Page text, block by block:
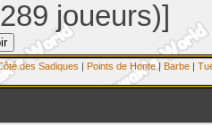
joueurs)]
des Sadiques | Points de Honte| Barbe |